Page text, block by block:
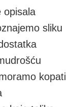
opisala
sliku
kopati